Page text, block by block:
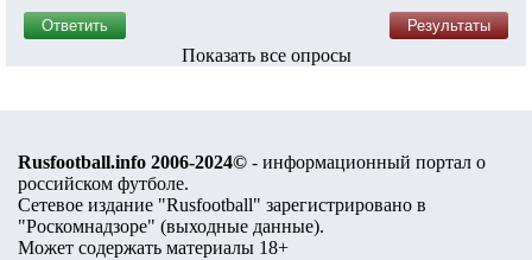
Показать все опросы
Rusfootball.info 2006-2024© - информационный портал о
российском футболе.
Сетевое издание "Rusfootball" зарегистрировано в
"Роскомнадзоре" (выходные данные).
Может содержать материалы 18+